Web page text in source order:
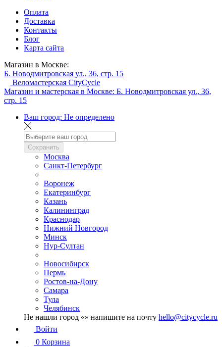
Оплата
Доставка
Контакты
Блог
Карта сайта
Магазин в Москве:
Б. Новодмитровская ул., 36, стр. 15
Веломастерская CityCycle
Магазин и мастерская в Москве: Б. Новодмитровская ул., 36,
стр. 15
Ваш город: Не определено
Сохранить
Москва
Санкт-Петербург
Воронеж
Екатеринбург
Казань
Калининград
Краснодар
Нижний Новгород
Минск
Нур-Султан
Новосибирск
Пермь
Ростов-на-Дону
Самара
Тула
Челябинск
Не нашли город «» напишите на почту hello@citycycle.ru
Войти
0 Корзина